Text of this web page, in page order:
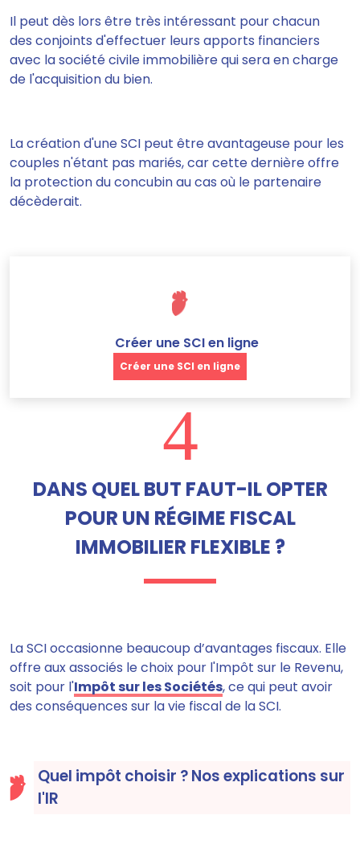
Il peut dès lors être très intéressant pour chacun
des conjoints d'effectuer leurs apports financiers
avec la société civile immobilière qui sera en charge
de l'acquisition du bien.
La création d'une SCI peut être avantageuse pour les
couples n'étant pas mariés, car cette dernière offre
la protection du concubin au cas où le partenaire
décèderait.
Créer une SCI en ligne
Créer une SCI en ligne
4
DANS QUEL BUT FAUT-IL OPTER
POUR UN RÉGIME FISCAL
IMMOBILIER FLEXIBLE ?
La SCI occasionne beaucoup d’avantages fiscaux. Elle
offre aux associés le choix pour l'Impôt sur le Revenu,
soit pour l'Impôt sur les Sociétés,ce qui peut avoir
des conséquences sur la vie fiscal de la SCI.
Quel impôt choisir ? Nos explications sur
l'IR